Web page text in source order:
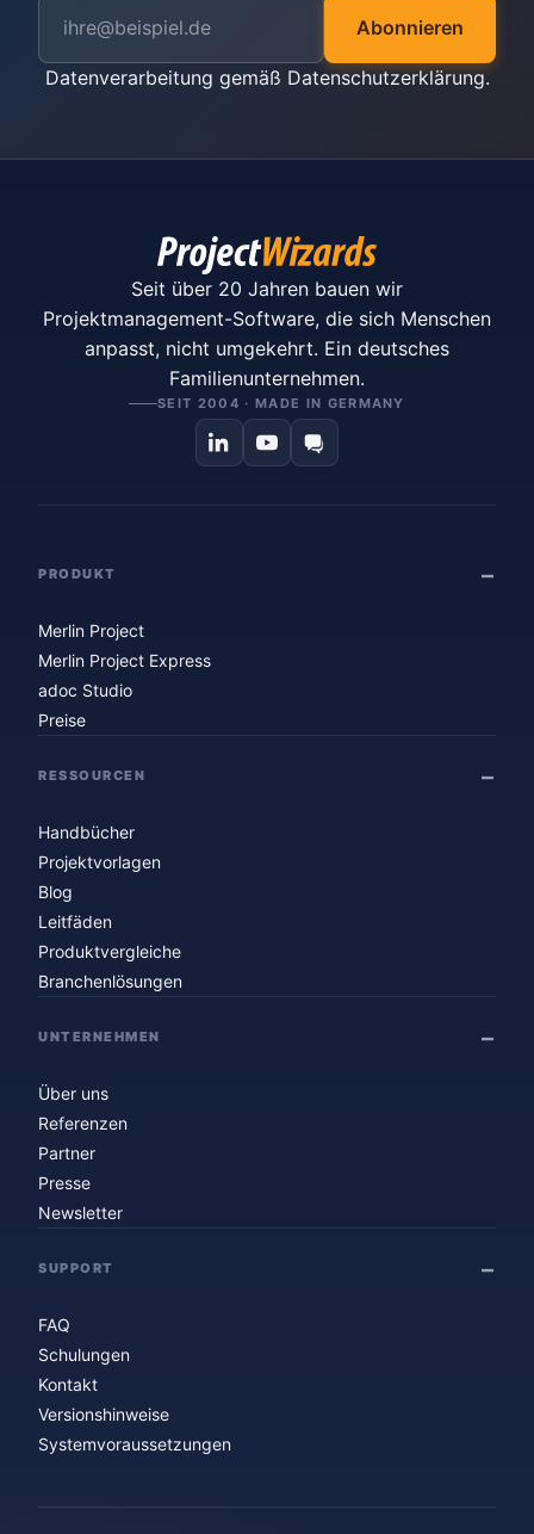
Abonnieren
Datenverarbeitung gemäß Datenschutzerklärung.
Seit über 20 Jahren bauen wir
Projektmanagement-Software, die sich Menschen
anpasst, nicht umgekehrt. Ein deutsches
Familienunternehmen.
SEIT 2004 · MADE IN GERMANY
PRODUKT
Merlin Project
Merlin Project Express
adoc Studio
Preise
RESSOURCEN
Handbücher
Projektvorlagen
Blog
Leitfäden
Produktvergleiche
Branchenlösungen
UNTERNEHMEN
Über uns
Referenzen
Partner
Presse
Newsletter
SUPPORT
FAQ
Schulungen
Kontakt
Versionshinweise
Systemvoraussetzungen